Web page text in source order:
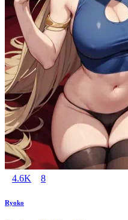
4.6K 8
Ryoko